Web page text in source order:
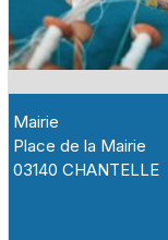
Mairie
Place de la Mairie
03140 CHANTELLE